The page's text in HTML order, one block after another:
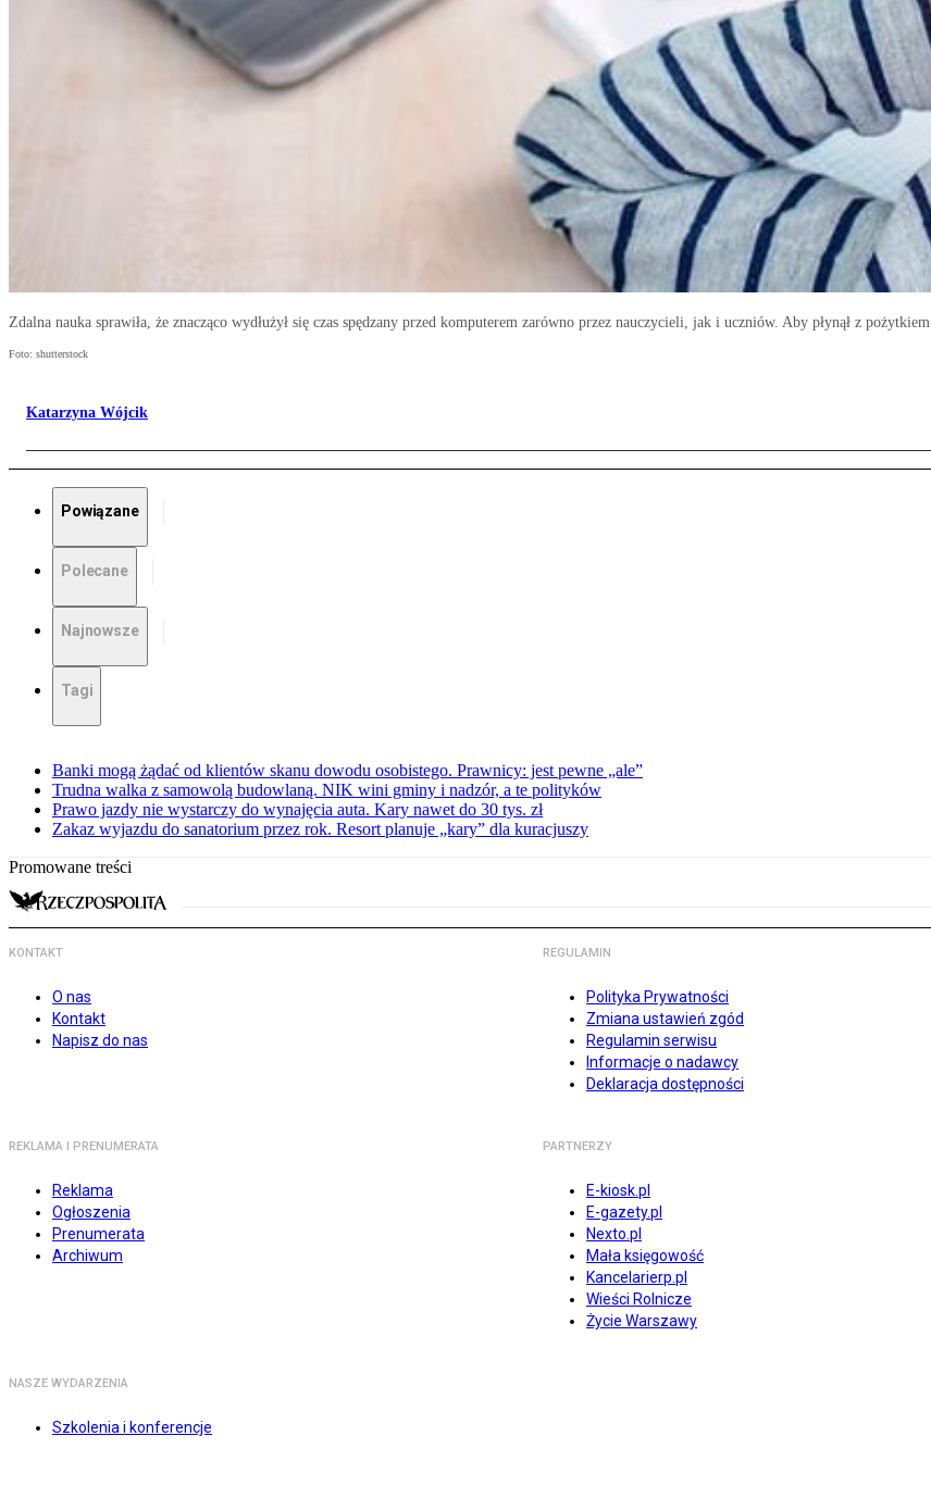
Zdalna nauka sprawiła, że znacząco wydłużył się czas spędzany przed komputerem zarówno przez nauczycieli, jak i uczniów. Aby płynął z
Foto: shutterstock
Katarzyna Wójcik
Powiązane
Polecane
Najnowsze
Tagi
Banki mogą żądać od klientów skanu dowodu osobistego. Prawnicy: jest pewne „ale”
Trudna walka z samowolą budowlaną. NIK wini gminy i nadzór, a te polityków
Prawo jazdy nie wystarczy do wynajęcia auta. Kary nawet do 30 tys. zł
Zakaz wyjazdu do sanatorium przez rok. Resort planuje „kary” dla kuracjuszy
Promowane treści
KONTAKT
O nas
Kontakt
Napisz do nas
REGULAMIN
Polityka Prywatności
Zmiana ustawień zgód
Regulamin serwisu
Informacje o nadawcy
Deklaracja dostępności
REKLAMA I PRENUMERATA
Reklama
Ogłoszenia
Prenumerata
Archiwum
PARTNERZY
E-kiosk.pl
E-gazety.pl
Nexto.pl
Mała księgowość
Kancelarierp.pl
Wieści Rolnicze
Życie Warszawy
NASZE WYDARZENIA
Szkolenia i konferencje